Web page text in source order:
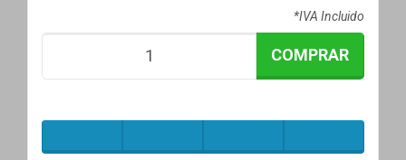
*IVA Incluido
COMPRAR